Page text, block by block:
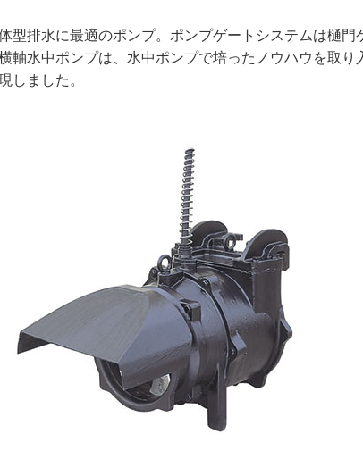
型排水に最適のポンプ。ポンプゲートシステムは樋
軸水中ポンプは、水中ポンプで培ったノウハウを取
しました。